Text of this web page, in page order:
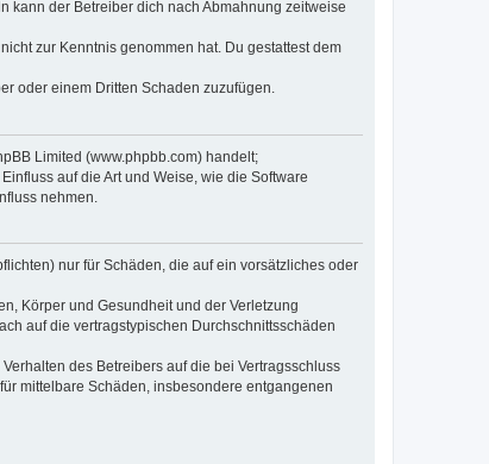
kann der Betreiber dich nach Abmahnung zeitweise
zur Kenntnis genommen hat. Du gestattest dem
oder einem Dritten Schaden zuzufügen.
Limited (www.phpbb.com) handelt;
auf die Art und Weise, wie die Software
nehmen.
nur für Schäden, die auf ein vorsätzliches oder
Körper und Gesundheit und der Verletzung
auf die vertragstypischen Durchschnittsschäden
des Betreibers auf die bei Vertragsschluss
mittelbare Schäden, insbesondere entgangenen